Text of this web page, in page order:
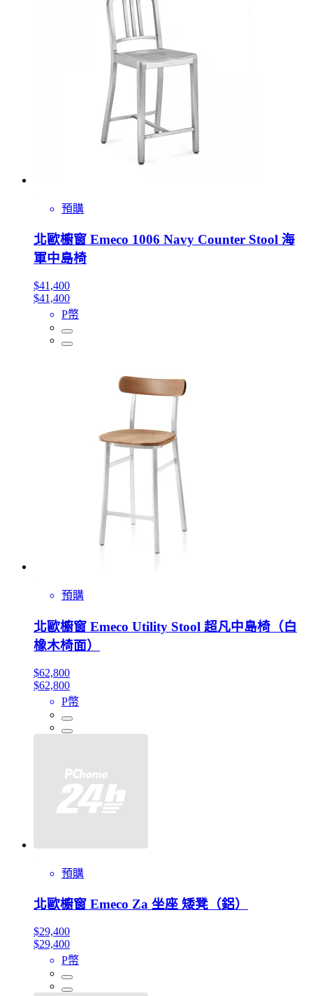
預購
北歐櫥窗 Emeco 1006 Navy Counter Stool 海
軍中島椅
$41,400
$41,400
P幣
預購
北歐櫥窗 Emeco Utility Stool 超凡中島椅（白
橡木椅面）
$62,800
$62,800
P幣
預購
北歐櫥窗 Emeco Za 坐座 矮凳（鋁）
$29,400
$29,400
P幣